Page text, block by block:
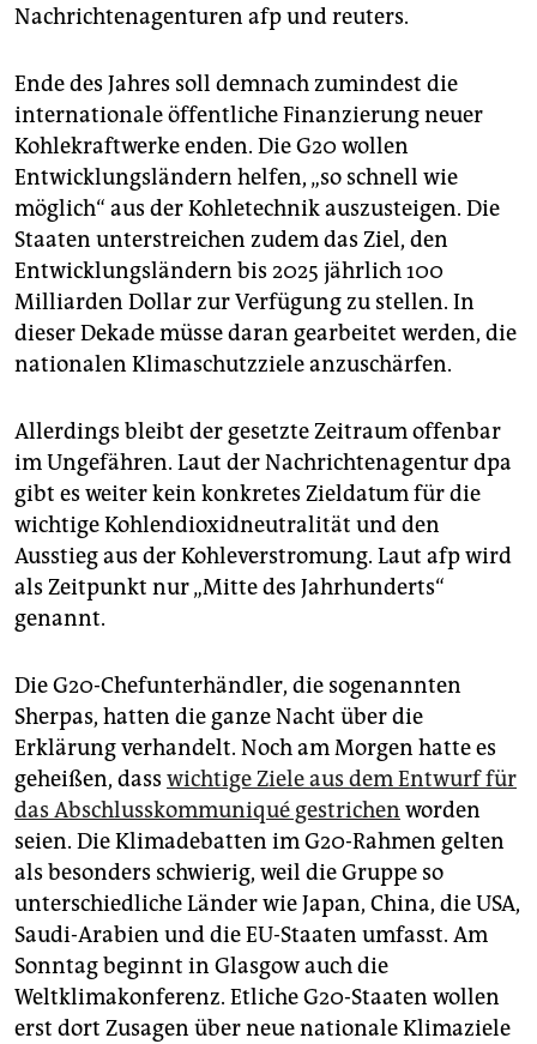
epaper login
Nachrichtenagenturen afp und reuters.
Ende des Jahres soll demnach zumindest die
internationale öffentliche Finanzierung neuer
Kohlekraftwerke enden. Die G20 wollen
Entwicklungsländern helfen, „so schnell wie
möglich“ aus der Kohletechnik auszusteigen. Die
Staaten unterstreichen zudem das Ziel, den
Entwicklungsländern bis 2025 jährlich 100
Milliarden Dollar zur Verfügung zu stellen. In
dieser Dekade müsse daran gearbeitet werden, die
nationalen Klimaschutzziele anzuschärfen.
Allerdings bleibt der gesetzte Zeitraum offenbar
im Ungefähren. Laut der Nachrichtenagentur dpa
gibt es weiter kein konkretes Zieldatum für die
wichtige Kohlendioxidneutralität und den
Ausstieg aus der Kohleverstromung. Laut afp wird
als Zeitpunkt nur „Mitte des Jahrhunderts“
genannt.
Die G20-Chefunterhändler, die sogenannten
Sherpas, hatten die ganze Nacht über die
Erklärung verhandelt. Noch am Morgen hatte es
geheißen, dass wichtige Ziele aus dem Entwurf für
das Abschlusskommuniqué gestrichen worden
seien. Die Klimadebatten im G20-Rahmen gelten
als besonders schwierig, weil die Gruppe so
unterschiedliche Länder wie Japan, China, die USA,
Saudi-Arabien und die EU-Staaten umfasst. Am
Sonntag beginnt in Glasgow auch die
Weltklimakonferenz. Etliche G20-Staaten wollen
erst dort Zusagen über neue nationale Klimaziele